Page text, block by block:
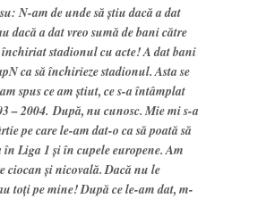
N-am de unde să știu dacă a dat
dacă a dat vreo sumă de bani către
stadionul cu acte! A dat bani
ca să închirieze stadionul. Asta se
spus ce am știut, ce s-a întâmplat
– 2004. După, nu cunosc. Mie mi s-a
pe care le-am dat-o ca să poată să
Liga 1 și în cupele europene. Am
ciocan și nicovală. Dacă nu le
toți pe mine! După ce le-am dat, m-